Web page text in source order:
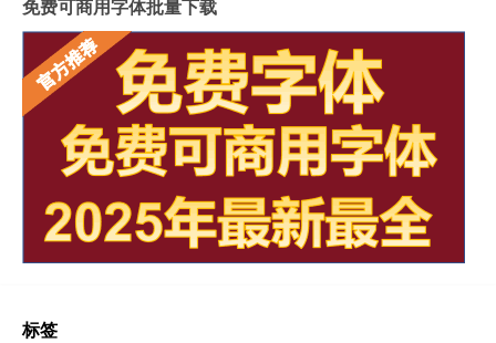
免费可商用字体批量下载
标签